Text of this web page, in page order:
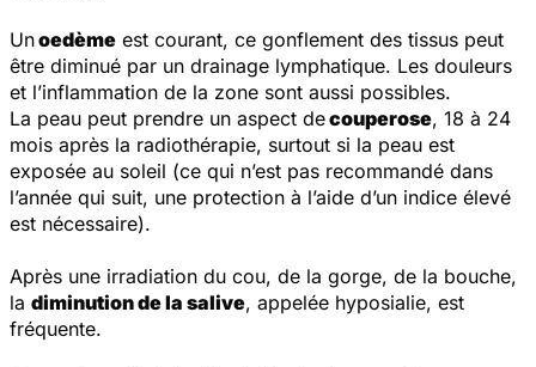
Unoedème est courant, ce gonflement des tissus peut
être diminué par un drainage lymphatique. Les douleurs
et l’inflammation de la zone sont aussi possibles.
La peau peut prendre un aspect decouperose, 18 à 24
mois après la radiothérapie, surtout si la peau est
exposée au soleil (ce qui n’est pas recommandé dans
l’année qui suit, une protection à l’aide d’un indice élevé
est nécessaire).
Après une irradiation du cou, de la gorge, de la bouche,
la diminution de la salive, appelée hyposialie, est
fréquente.